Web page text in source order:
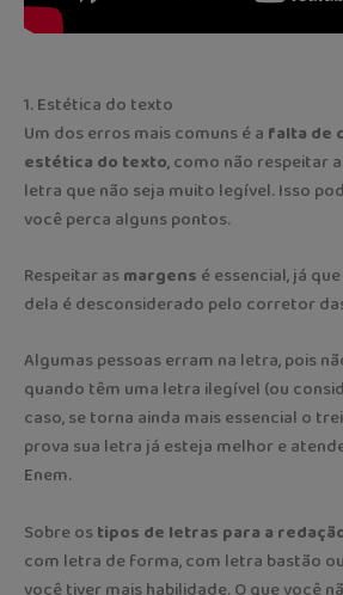
1. Estética do texto
Um dos erros mais comuns é a falta de
estética do texto, como não respeitar
letra que não seja muito legível. Isso
você perca alguns pontos.
Respeitar asmargens é essencial, já
dela é desconsiderado pelo corretor
Algumas pessoas erram na letra, pois
quando têm uma letra ilegível (ou
caso, se torna ainda mais essencial o
prova sua letra já esteja melhor e
Enem.
Sobre ostipos de letras para a
com letra de forma, com letra bastão